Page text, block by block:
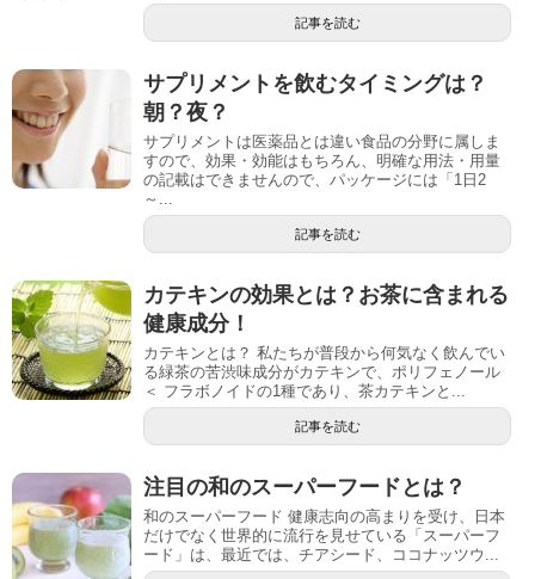
記事を読む
サプリメントを飲むタイミングは？
朝？夜？
サプリメントは医薬品とは違い食品の分野に属しま
すので、効果・効能はもちろん、明確な用法・用量
の記載はできませんので、パッケージには「1日2
～...
記事を読む
カテキンの効果とは？お茶に含まれる
健康成分！
カテキンとは？ 私たちが普段から何気なく飲んでい
る緑茶の苦渋味成分がカテキンで、ポリフェノール
＜ フラボノイドの1種であり、茶カテキンと...
記事を読む
注目の和のスーパーフードとは？
和のスーパーフード 健康志向の高まりを受け、日本
だけでなく世界的に流行を見せている「スーパーフ
ード」は、最近では、チアシード、ココナッツウ...